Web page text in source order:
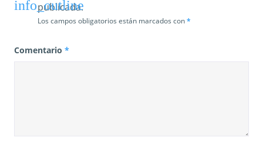
s
publicada.
Los campos obligatorios están marcados con*
Comentario *